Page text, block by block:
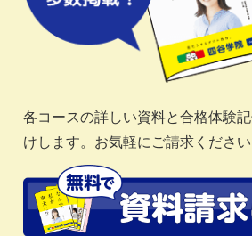
各コースの詳しい資料と合格体験
けします。お気軽にご請求ください